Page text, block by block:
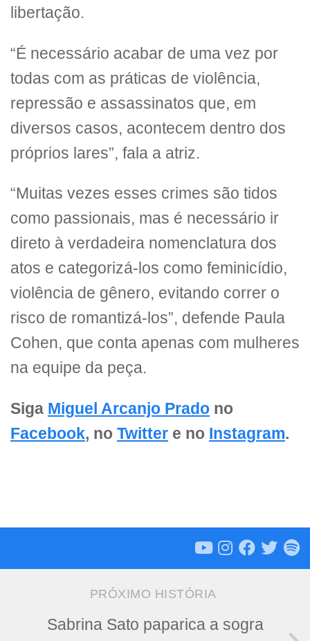
libertação.
“É necessário acabar de uma vez por
todas com as práticas de violência,
repressão e assassinatos que, em
diversos casos, acontecem dentro dos
próprios lares”, fala a atriz.
“Muitas vezes esses crimes são tidos
como passionais, mas é necessário ir
direto à verdadeira nomenclatura dos
atos e categorizá-los como feminicídio,
violência de gênero, evitando correr o
risco de romantizá-los”, defende Paula
Cohen, que conta apenas com mulheres
na equipe da peça.
Siga Miguel Arcanjo Prado no
Facebook, no Twitter e no Instagram.
PRÓXIMO HISTÓRIA
Sabrina Sato paparica a sogra